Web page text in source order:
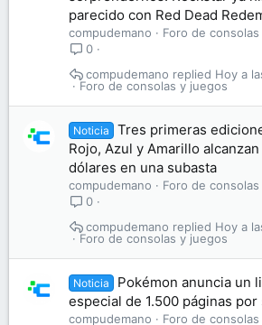
parecido con Red Dead
compudemano
Foro de
0
Foro de consolas y juegos
Hoy a
compudemano
Noticia
Tres primeras
Rojo, Azul y Amarillo
dólares en una subasta
compudemano
Foro de
0
Foro de consolas y juegos
Hoy a
compudemano
Noticia
Pokémon anuncia un
especial de 1.500 páginas
compudemano
Foro de